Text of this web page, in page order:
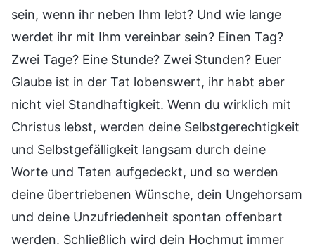
sein, wenn ihr neben Ihm lebt? Und wie lange
werdet ihr mit Ihm vereinbar sein? Einen Tag?
Zwei Tage? Eine Stunde? Zwei Stunden? Euer
Glaube ist in der Tat lobenswert, ihr habt aber
nicht viel Standhaftigkeit. Wenn du wirklich mit
Christus lebst, werden deine Selbstgerechtigkeit
und Selbstgefälligkeit langsam durch deine
Worte und Taten aufgedeckt, und so werden
deine übertriebenen Wünsche, dein Ungehorsam
und deine Unzufriedenheit spontan offenbart
werden. Schließlich wird dein Hochmut immer